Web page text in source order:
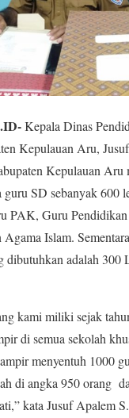
Kepala Dinas
Kepulauan Aru,
Kepulauan Aru
guru SD sebanyak 600
PAK, Guru
Islam.
dibutuhkan adalah 300
kami miliki sejak
di semua sekolah
menyentuh 1000
di angka 950 orang
kata Jusuf Apalem